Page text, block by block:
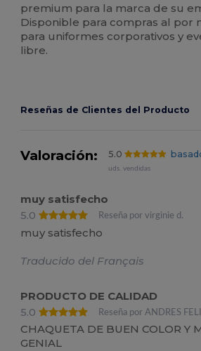
premium para la marca de su
Disponible para compras al por
para uniformes corporativos y
libre.
Reseñas de Clientes del Producto
Valoración: 5.0
uds. vendidas
muy satisfecho
5.0
Reseña por virginie d.
muy satisfecho
Traducido del Français
PRODUCTO DE CALIDAD
5.0
Reseña por ANDRES
CHAQUETA DE BUEN COLOR Y
GENIAL